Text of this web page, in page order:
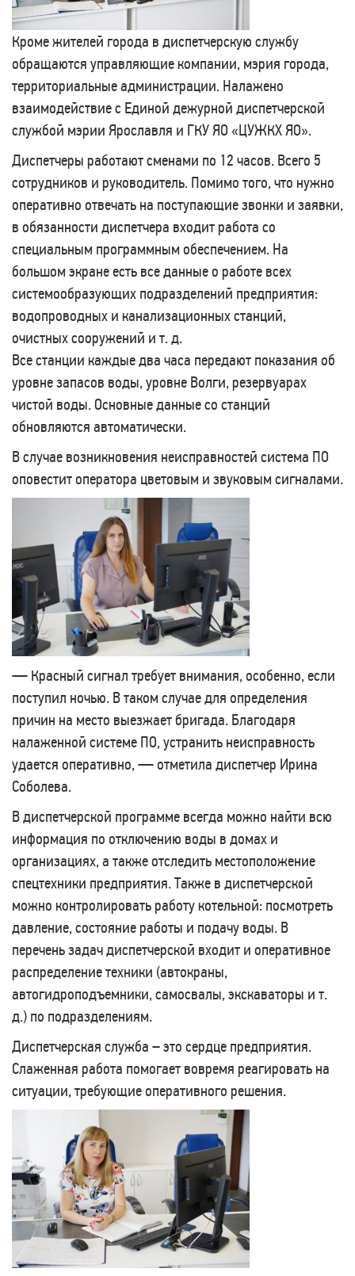
Кроме жителей города в диспетчерскую службу
обращаются управляющие компании, мэрия города,
территориальные администрации. Налажено
взаимодействие с Единой дежурной диспетчерской
службой мэрии Ярославля и ГКУ ЯО «ЦУЖКХ ЯО».
Диспетчеры работают сменами по 12 часов. Всего 5
сотрудников и руководитель. Помимо того, что нужно
оперативно отвечать на поступающие звонки и заявки,
в обязанности диспетчера входит работа со
специальным программным обеспечением. На
большом экране есть все данные о работе всех
системообразующих подразделений предприятия:
водопроводных и канализационных станций,
очистных сооружений и т. д.
Все станции каждые два часа передают показания об
уровне запасов воды, уровне Волги, резервуарах
чистой воды. Основные данные со станций
обновляются автоматически.
В случае возникновения неисправностей система ПО
оповестит оператора цветовым и звуковым сигналами.
— Красный сигнал требует внимания, особенно, если
поступил ночью. В таком случае для определения
причин на место выезжает бригада. Благодаря
налаженной системе ПО, устранить неисправность
удается оперативно, — отметила диспетчер Ирина
Соболева.
В диспетчерской программе всегда можно найти всю
информация по отключению воды в домах и
организациях, а также отследить местоположение
спецтехники предприятия. Также в диспетчерской
можно контролировать работу котельной: посмотреть
давление, состояние работы и подачу воды. В
перечень задач диспетчерской входит и оперативное
распределение техники (автокраны,
автогидроподъемники, самосвалы, экскаваторы и т.
д.) по подразделениям.
Диспетчерская служба – это сердце предприятия.
Слаженная работа помогает вовремя реагировать на
ситуации, требующие оперативного решения.